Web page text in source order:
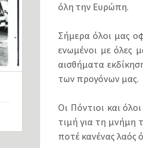
όλη την Ευρώπη.
Σήμερα όλοι μας
ενωμένοι με όλες
αισθήματα
των προγόνων μας.
Οι Πόντιοι και
τιμή για τη μνήμη
ποτέ κανένας λαός